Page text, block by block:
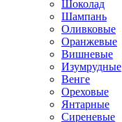
Шоколад
Шампань
Оливковые
Оранжевые
Вишневые
Изумрудные
Венге
Ореховые
Янтарные
Сиреневые